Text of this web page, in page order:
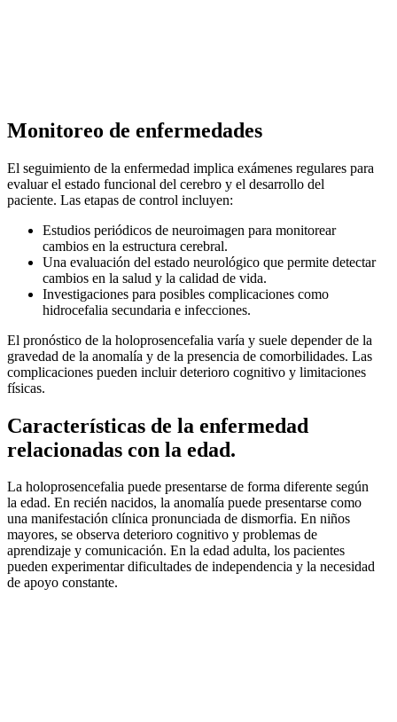
Monitoreo de enfermedades
El seguimiento de la enfermedad implica exámenes regulares para
evaluar el estado funcional del cerebro y el desarrollo del
paciente. Las etapas de control incluyen:
Estudios periódicos de neuroimagen para monitorear
cambios en la estructura cerebral.
Una evaluación del estado neurológico que permite detectar
cambios en la salud y la calidad de vida.
Investigaciones para posibles complicaciones como
hidrocefalia secundaria e infecciones.
El pronóstico de la holoprosencefalia varía y suele depender de la
gravedad de la anomalía y de la presencia de comorbilidades. Las
complicaciones pueden incluir deterioro cognitivo y limitaciones
físicas.
Características de la enfermedad
relacionadas con la edad.
La holoprosencefalia puede presentarse de forma diferente según
la edad. En recién nacidos, la anomalía puede presentarse como
una manifestación clínica pronunciada de dismorfia. En niños
mayores, se observa deterioro cognitivo y problemas de
aprendizaje y comunicación. En la edad adulta, los pacientes
pueden experimentar dificultades de independencia y la necesidad
de apoyo constante.